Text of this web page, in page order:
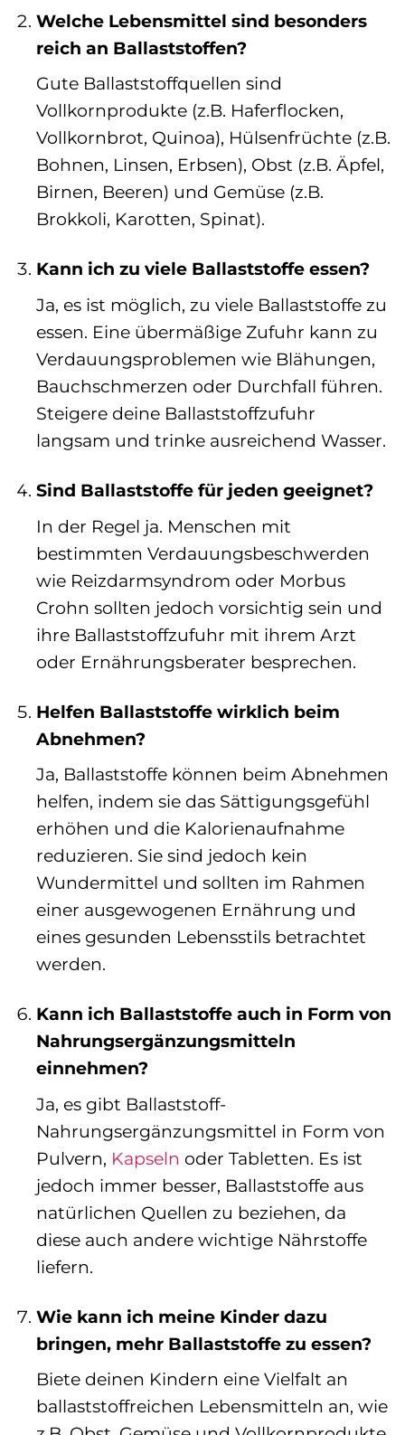
Welche Lebensmittel sind besonders
reich an Ballaststoffen?
Gute Ballaststoffquellen sind
Vollkornprodukte (z.B. Haferflocken,
Vollkornbrot, Quinoa), Hülsenfrüchte (z.B.
Bohnen, Linsen, Erbsen), Obst (z.B. Äpfel,
Birnen, Beeren) und Gemüse (z.B.
Brokkoli, Karotten, Spinat).
Kann ich zu viele Ballaststoffe essen?
Ja, es ist möglich, zu viele Ballaststoffe zu
essen. Eine übermäßige Zufuhr kann zu
Verdauungsproblemen wie Blähungen,
Bauchschmerzen oder Durchfall führen.
Steigere deine Ballaststoffzufuhr
langsam und trinke ausreichend Wasser.
Sind Ballaststoffe für jeden geeignet?
In der Regel ja. Menschen mit
bestimmten Verdauungsbeschwerden
wie Reizdarmsyndrom oder Morbus
Crohn sollten jedoch vorsichtig sein und
ihre Ballaststoffzufuhr mit ihrem Arzt
oder Ernährungsberater besprechen.
Helfen Ballaststoffe wirklich beim
Abnehmen?
Ja, Ballaststoffe können beim Abnehmen
helfen, indem sie das Sättigungsgefühl
erhöhen und die Kalorienaufnahme
reduzieren. Sie sind jedoch kein
Wundermittel und sollten im Rahmen
einer ausgewogenen Ernährung und
eines gesunden Lebensstils betrachtet
werden.
Kann ich Ballaststoffe auch in Form von
Nahrungsergänzungsmitteln
einnehmen?
Ja, es gibt Ballaststoff-
Nahrungsergänzungsmittel in Form von
Pulvern, Kapseln oder Tabletten. Es ist
jedoch immer besser, Ballaststoffe aus
natürlichen Quellen zu beziehen, da
diese auch andere wichtige Nährstoffe
liefern.
Wie kann ich meine Kinder dazu
bringen, mehr Ballaststoffe zu essen?
Biete deinen Kindern eine Vielfalt an
ballaststoffreichen Lebensmitteln an, wie